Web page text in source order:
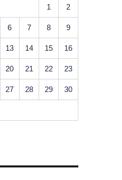
1 2
6 7 8 9
13 14 15 16
20 21 22 23
27 28 29 30